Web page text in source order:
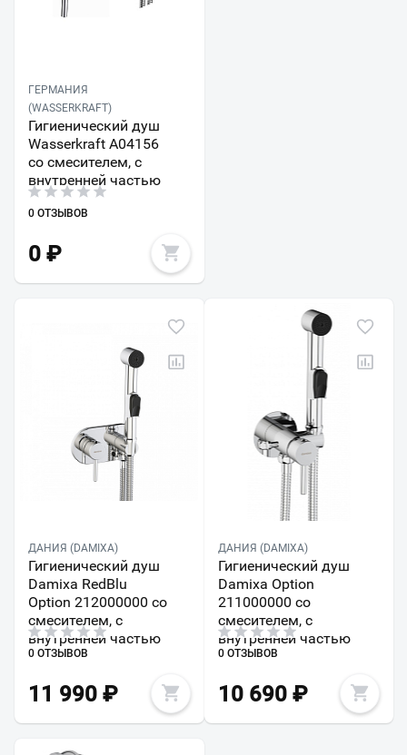
ГЕРМАНИЯ
(WASSERKRAFT)
Гигиенический душ
Wasserkraft A04156
со смесителем, с
внутренней частью
0 ОТЗЫВОВ
0 ₽
ДАНИЯ (DAMIXA)
Гигиенический душ
Damixa RedBlu
Option 212000000 со
смесителем, с
внутренней частью
0 ОТЗЫВОВ
11 990 ₽
ДАНИЯ (DAMIXA)
Гигиенический душ
Damixa Option
211000000 со
смесителем, с
внутренней частью
0 ОТЗЫВОВ
10 690₽